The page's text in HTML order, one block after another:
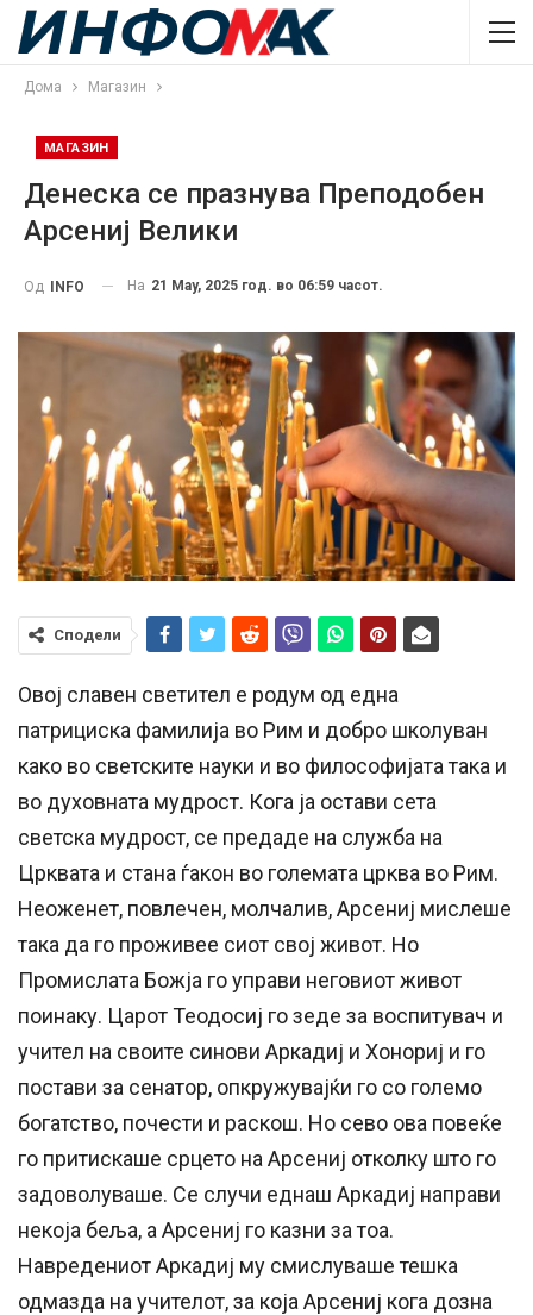
Дома Магазин
МАГАЗИН
Денеска се празнува Преподобен
Арсениј Велики
Од INFO На 21 May, 2025 год. во 06:59 часот.
Сподели
Овој славен светител е родум од една
патрициска фамилија во Рим и добро школуван
како во светските науки и во философијата така и
во духовната мудрост. Кога ја остави сета
светска мудрост, се предаде на служба на
Црквата и стана ѓакон во големата црква во Рим.
Неоженет, повлечен, молчалив, Арсениј мислеше
така да го проживее сиот свој живот. Но
Промислата Божја го управи неговиот живот
поинаку. Царот Теодосиј го зеде за воспитувач и
учител на своите синови Аркадиј и Хонориј и го
постави за сенатор, опкружувајќи го со големо
богатство, почести и раскош. Но сево ова повеќе
го притискаше срцето на Арсениј отколку што го
задоволуваше. Се случи еднаш Аркадиј направи
некоја беља, а Арсениј го казни за тоа.
Навредениот Аркадиј му смислуваше тешка
одмазда на учителот, за која Арсениј кога дозна